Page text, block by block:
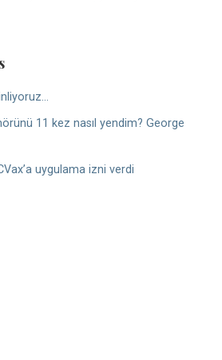
11 kez nasıl yendim? George
uygulama izni verdi